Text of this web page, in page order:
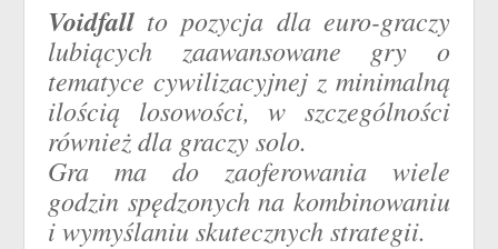
Voidfallto pozycja dla euro-graczy
lubiących zaawansowane gry o
tematyce cywilizacyjnej z minimalną
ilością losowości, w szczególności
również dla graczy solo.
Gra ma do zaoferowania wiele
godzin spędzonych na kombinowaniu
i wymyślaniu skutecznych strategii.